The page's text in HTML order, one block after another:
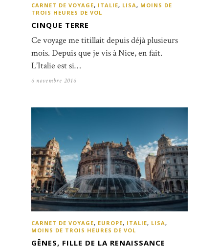
CARNET DE VOYAGE, ITALIE, LISA, MOINS DE
TROIS HEURES DE VOL
CINQUE TERRE
Ce voyage me titillait depuis déjà plusieurs
mois. Depuis que je vis à Nice, en fait.
L’Italie est si…
6 novembre 2016
CARNET DE VOYAGE, EUROPE, ITALIE, LISA,
MOINS DE TROIS HEURES DE VOL
GÊNES, FILLE DE LA RENAISSANCE